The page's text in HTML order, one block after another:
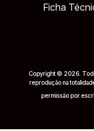
Ficha
Copyright © 2026.
reprodução na
permissão por